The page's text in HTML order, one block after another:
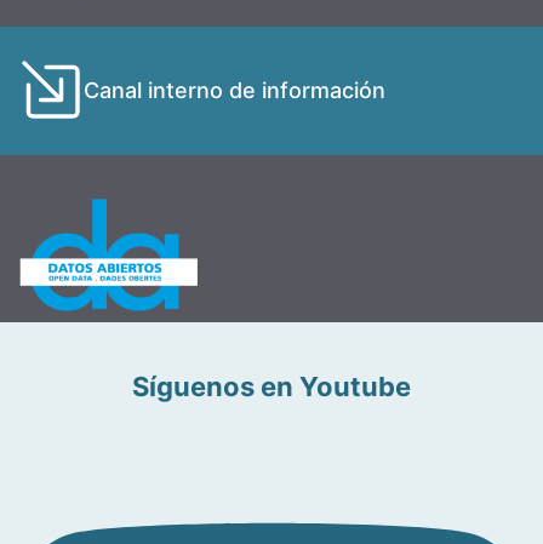
Canal interno de información
Síguenos en Youtube